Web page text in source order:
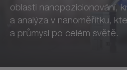
oblasti nanopozicionování,
a analýza v nanoměřítku,
a průmysl po celém světě.